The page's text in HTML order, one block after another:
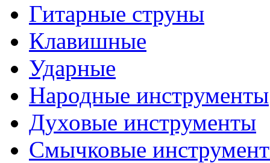
Гитарные струны
Клавишные
Ударные
Народные инструменты
Духовые инструменты
Смычковые